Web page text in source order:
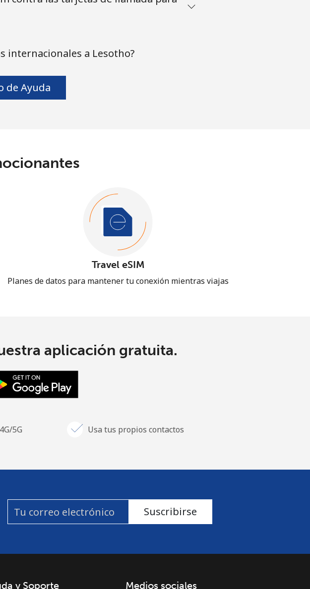
internacionales a Lesotho?
de Ayuda
Travel eSIM
Planes de datos para mantener tu conexión mientras viajas
aplicación gratuita.
5G Usa tus propios contactos
Suscribirse
y Soporte Medios sociales